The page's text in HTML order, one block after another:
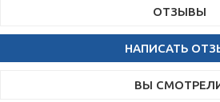
ОТЗЫВЫ
НАПИСАТЬ
ВЫ